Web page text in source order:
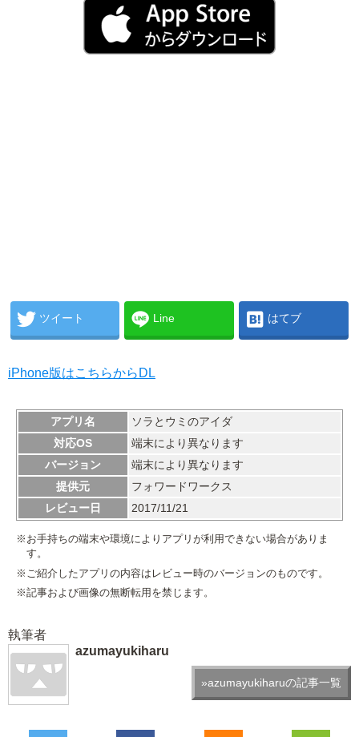
ツイート Line はてブ
iPhone版はこちらからDL
アプリ名
ソラとウミのアイダ
対応OS
端末により異なります
バージョン
端末により異なります
提供元
フォワードワークス
レビュー日
2017/11/21
※お手持ちの端末や環境によりアプリが利用できない場合がありま
す。
※ご紹介したアプリの内容はレビュー時のバージョンのものです。
※記事および画像の無断転用を禁じます。
執筆者
azumayukiharu
»azumayukiharuの記事一覧